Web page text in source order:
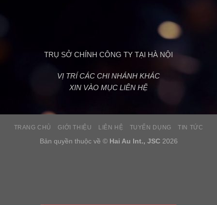
TRỤ SỞ CHÍNH CÔNG TY TẠI HÀ NỘI
VỊ TRÍ CÁC CHI NHÁNH KHÁC
XIN VÀO MỤC LIÊN HỆ
TRANG CHỦ GIỚI THIỆU LIÊN HỆ TUYỂN DỤNG TIN TỨC
Bản quyền thuộc về © Hai Au Int., JSC2026